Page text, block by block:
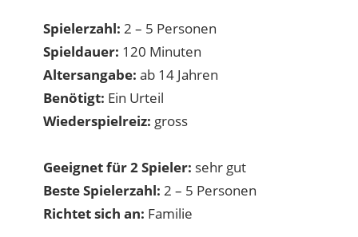
Spielerzahl: 2 – 5 Personen
Spieldauer: 120 Minuten
Altersangabe: ab 14 Jahren
Benötigt: Ein Urteil
Wiederspielreiz: gross
Geeignet für 2 Spieler: sehr gut
Beste Spielerzahl: 2 – 5 Personen
Richtet sich an: Familie